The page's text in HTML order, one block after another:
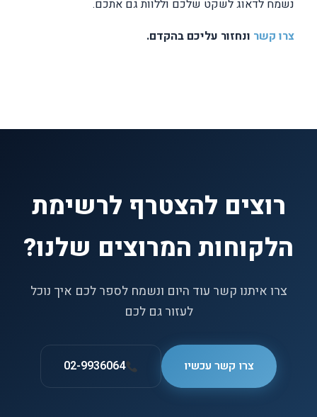
נשמח לדאוג לשקט שלכם וללוות גם אתכם.
צרו קשר ונחזור עליכם בהקדם.
רוצים להצטרף לרשימת
הלקוחות המרוצים שלנו?
צרו איתנו קשר עוד היום ונשמח לספר לכם איך נוכל
לעזור גם לכם
צרו קשר עכשיו 02-9936064